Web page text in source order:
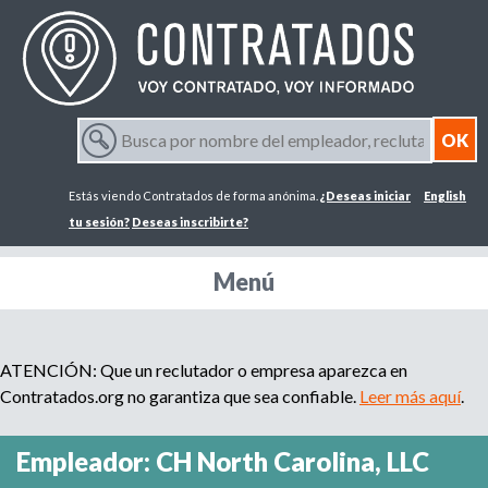
u
l
B
u
c
a
p
m
b
e
d
English
Estás viendo Contratados de forma anónima. ¿Deseas iniciar
tu sesión? Deseas inscribirte?
Menú
ATENCIÓN: Que un reclutador o empresa aparezca en
Contratados.org no garantiza que sea confiable. Leer más aquí.
Empleador: CH North Carolina, LLC